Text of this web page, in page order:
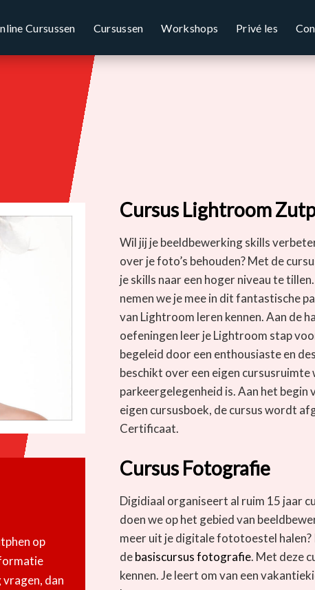
Cursussen Cursussen Workshops Privé les
op
dan
Cursus Lightroom
Wil jij je beeldbewerking skills
over je foto’s behouden? Met de
je skills naar een hoger niveau te
nemen we je mee in dit fantastische
van Lightroom leren kennen. Aan de
oefeningen leer je Lightroom stap
begeleid door een enthousiaste en
beschikt over een eigen
parkeergelegenheid is. Aan het begin
eigen cursusboek, de cursus wordt
Certificaat.
Cursus Fotografie
Digidiaal organiseert al ruim 15 jaar
doen we op het gebied van
meer uit je digitale fototoestel halen?
debasiscursus fotografie. Met deze
kennen. Je leert om van een